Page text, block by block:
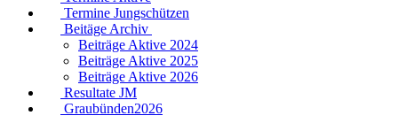
Termine Jungschützen
Beitäge Archiv
Beiträge Aktive 2024
Beiträge Aktive 2025
Beiträge Aktive 2026
Resultate JM
Graubünden2026